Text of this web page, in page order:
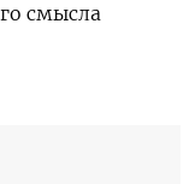
смысла